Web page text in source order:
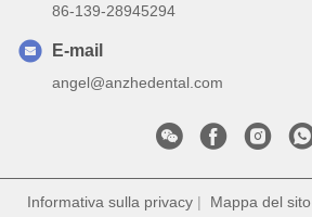
86-139-28945294
E-mail
angel@anzhedental.com
Informativa sulla privacy | Mappa del sito